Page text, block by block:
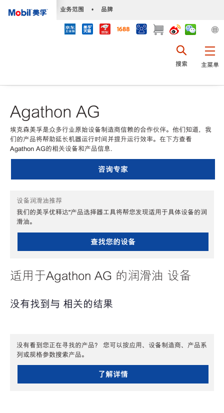
业务范围 • 品牌
主菜单
搜索
Agathon AG
埃克森美孚是众多行业原始设备制造商信赖的合作伙伴。他们知道，我
们的产品将帮助延长机器运行时间并提升运行效率。在下方查看
Agathon AG的相关设备和产品信息.
咨询专家
设备润滑油推荐
我们的美孚优释达℠产品选择器工具将帮您发现适用于具体设备的润
滑油。
查找您的设备
适用于Agathon AG 的润滑油 设备
没有找到与 相关的结果
没有看到您正在寻找的产品？ 您可以按应用、设备制造商、产品系
列或规格参数搜索产品。
了解详情